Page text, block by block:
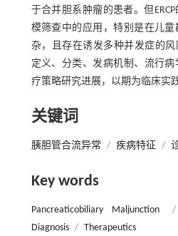
于合并胆系肿瘤的患者。但
模筛查中的应用，特别是在儿
杂，且存在诱发多种并发症的
定义、分类、发病机制、流行
疗策略研究进展，以期为临床实
关键词
胰胆管合流异常 / 疾病特征 /
Key words
Pancreaticobiliary Maljunction /
Diagnosis / Therapeutics